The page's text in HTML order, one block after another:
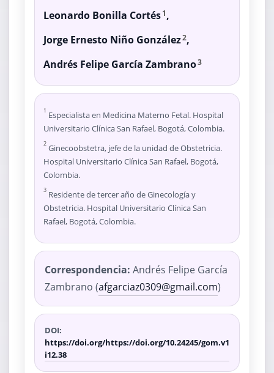
Leonardo Bonilla Cortés 1 ,
Jorge Ernesto Niño González2,
Andrés Felipe García Zambrano3
1 Especialista en Medicina Materno Fetal. Hospital
Universitario Clínica San Rafael, Bogotá, Colombia.
2 Ginecoobstetra, jefe de la unidad de Obstetricia.
Hospital Universitario Clínica San Rafael, Bogotá,
Colombia.
3 Residente de tercer año de Ginecología y
Obstetricia. Hospital Universitario Clínica San
Rafael, Bogotá, Colombia.
Correspondencia: Andrés Felipe García
Zambrano (afgarciaz0309@gmail.com)
DOI:
https://doi.org/https://doi.org/10.24245/gom.v1
i12.38